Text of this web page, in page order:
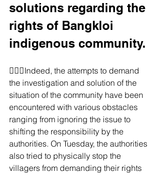
solutions regarding the
rights of Bangkloi
indigenous community.
👮🏻‍♂️Indeed, the attempts to demand
the investigation and solution of the
situation of the community have been
encountered with various obstacles
ranging from ignoring the issue to
shifting the responsibility by the
authorities. On Tuesday, the authorities
also tried to physically stop the
villagers from demanding their rights